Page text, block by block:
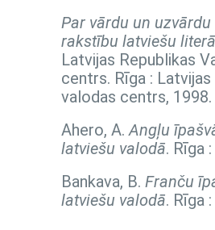
Par vārdu un
rakstību latviešu
Latvijas Republikas
centrs. Rīga :
valodas centrs, 1998.
Ahero, A.Angļu
latviešu valodā. Rīga
Bankava, B. Franču
latviešu valodā. Rīga